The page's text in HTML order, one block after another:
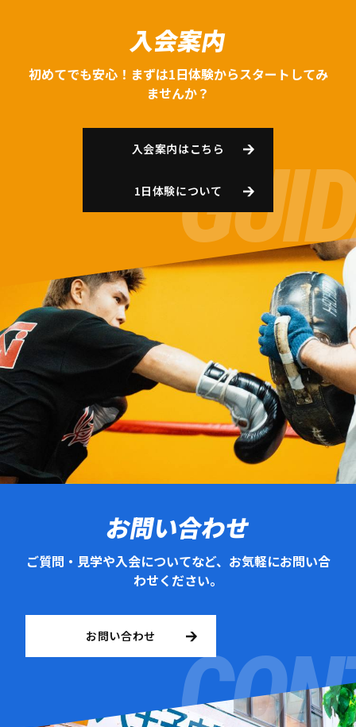
入会案内
初めてでも安心！まずは1日体験からスタートしてみ
ませんか？
入会案内はこちら
1日体験について
お問い合わせ
ご質問・見学や入会についてなど、お気軽にお問い合
わせください。
お問い合わせ